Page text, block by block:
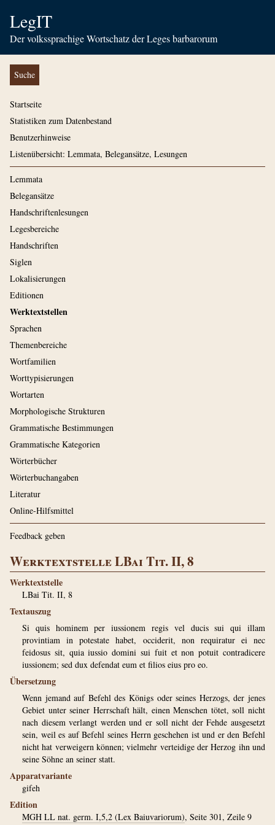
LegIT
Der volkssprachige Wortschatz der Leges barbarorum
Suche
Startseite
Statistiken zum Datenbestand
Benutzerhinweise
Listenübersicht: Lemmata, Belegansätze, Lesungen
Lemmata
Belegansätze
Handschriftenlesungen
Legesbereiche
Handschriften
Siglen
Lokalisierungen
Editionen
Werktextstellen
Sprachen
Themenbereiche
Wortfamilien
Worttypisierungen
Wortarten
Morphologische Strukturen
Grammatische Bestimmungen
Grammatische Kategorien
Wörterbücher
Wörterbuchangaben
Literatur
Online-Hilfsmittel
Feedback geben
Werktextstelle LBai Tit. II, 8
Werktextstelle
LBai Tit. II, 8
Textauszug
Si quis hominem per iussionem regis vel ducis sui qui illam
provintiam in potestate habet, occiderit, non requiratur ei nec
feidosus sit, quia iussio domini sui fuit et non potuit contradicere
iussionem; sed dux defendat eum et filios eius pro eo.
Übersetzung
Wenn jemand auf Befehl des Königs oder seines Herzogs, der jenes
Gebiet unter seiner Herrschaft hält, einen Menschen tötet, soll nicht
nach diesem verlangt werden und er soll nicht der Fehde ausgesetzt
sein, weil es auf Befehl seines Herrn geschehen ist und er den Befehl
nicht hat verweigern können; vielmehr verteidige der Herzog ihn und
seine Söhne an seiner statt.
Apparatvariante
gifeh
Edition
MGH LL nat. germ. I,5,2 (Lex Baiuvariorum), Seite 301, Zeile 9